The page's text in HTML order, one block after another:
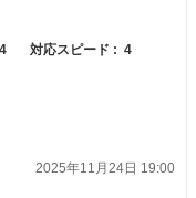
4 対応スピード : 4
2025年11月24日 19:00